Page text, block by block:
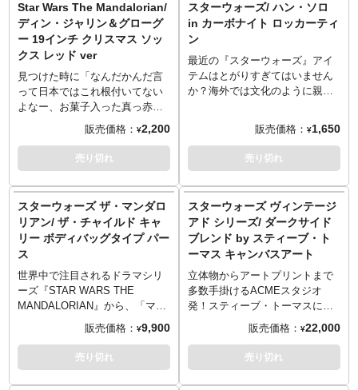
イルド」ことグローグー柄のク
リスマス靴下。サンタはフォー
スでやってくる。
ャリン柄のクリスマス靴下。サ
ンタは銀河からやってくる。
Star Wars The Mandalorian/
ディン・ジャリン＆グローグ
ー 19インチ クリスマス ソッ
クス レッド ver
見つけた時に「なんだかんだ言
って日本ではこれ根付いてない
よなー、お菓子入った真っ赤な
ブーツはあるけど」と思ってい
ながら、身体は商品登録をすで
に完了していたので、この靴下
にはかなりのフォースを感じて
ャリン＆グローグーのクリスマ
ス靴下。親子でかわいいは正
義、時々ズルし。泣く。
販売価格： ¥2,200
売り切れ
スターウォーズ/ ハン・ソロ
in カーボナイト ロッカーティ
ン
最近の『スターウォーズ』アイ
テムはとがりすぎてはいません
か？海外では文化のように親し
使ったりと人それぞれ。使用頻
度が高いと角のペイントが剥が
れたり、ちょっと凹んだり、
れがティン。このたびカーボナ
イト凍結されたハン・ソロのテ
ィン缶が登場です。珍しい縦型
のロッカー型で、中身をロック
出来る簡易キーが付いていま
す。中に何を入れるかはあなた
次第。入っていたのは、レイア
販売価格： ¥1,650
売り切れ
スターウォーズ ザ・マンダロ
リアン/ ザ・チャイルド キャ
リー ボディバッグタイプ パー
ス
世界中で注目されるドラマシリ
ーズ『STAR WARS THE
MANDALORIAN』から、「マン
ドー」マンダロリアンと共にす
るザ・チャイルドをフィーチャ
ーした新作アパレルが登場で
す。今回は、ザ・チャイルドが
販売価格： ¥9,900
売り切れ
スターウォーズ ヴィンテージ
アド シリーズ/ ダークサイド
ブレンド by スティーブ・ト
ーマス キャンバスアート
立体物からアートプリントまで
多数手掛けるACMEスタジオ
発！スティーブ・トーマスによ
る「昔懐かしい広告」をテーマ
にした「ヴィンテージアド」シ
リーズが入荷します。ティンサ
インなどにある抽象的ながらも
販売価格： ¥22,000
売り切れ